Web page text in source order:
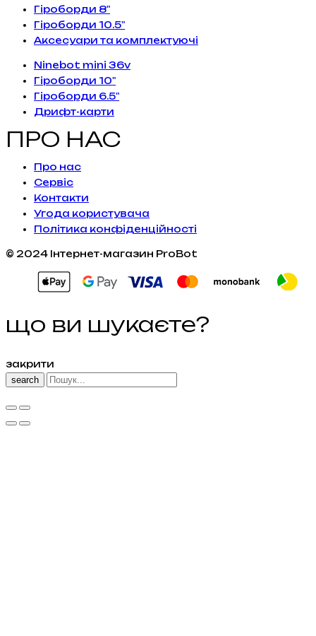
Гіроборди 8"
Гіроборди 10.5"
Аксесуари та комплектуючі
Ninebot mini 36v
Гіроборди 10"
Гіроборди 6.5"
Дрифт-карти
ПРО НАС
Про нас
Сервiс
Контакти
Угода користувача
Політика конфіденційності
© 2024 Інтернет-магазин ProBot
що ви шукаєте?
закрити
search